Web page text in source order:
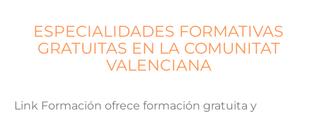
ESPECIALIDADES FORMATIVAS
GRATUITAS EN LA COMUNITAT
VALENCIANA
Link Formación ofrece formación gratuita y